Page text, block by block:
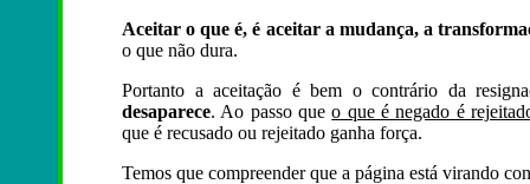
Aceitar o que é, é aceitar a mudança, a
o que não dura.
Portanto a aceitação é bem o contrário da
desaparece. Ao passo queo que é negado é
que é recusado ou rejeitado ganha força.
Temos que compreender que a página está virando